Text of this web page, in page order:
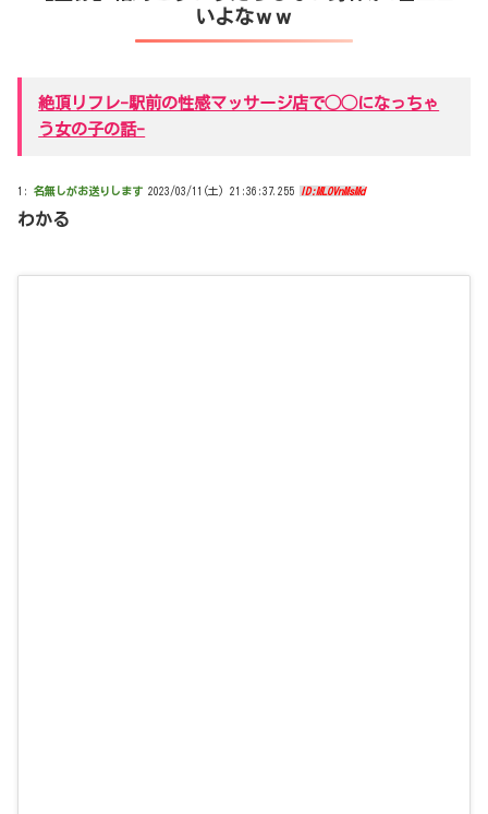
いよなｗｗ
絶頂リフレ-駅前の性感マッサージ店で◯◯になっちゃ
う女の子の話-
1: 名無しがお送りします 2023/03/11(土) 21:36:37.255 ID:MLOVnMsMd
わかる